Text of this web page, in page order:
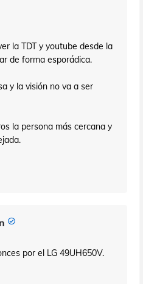
la TDT y youtube desde la
de forma esporádica.
y la visión no va a ser
la persona más cercana y
por el LG 49UH650V.